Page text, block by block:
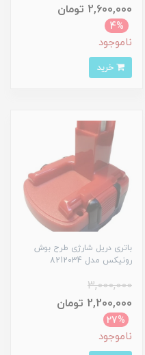
2,600,000 تومان
4%
ناموجود
باتری دریل شارژی طرح بوش
رونیکس مدل 8212034
3,000,000
2,200,000 تومان
27%
ناموجود